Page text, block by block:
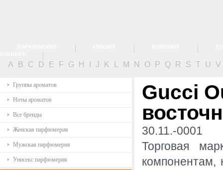
A B C D E F G H J K M N O P Q R S T U V
Группы ароматов
Ноты ароматов
Все бренды
Женская парфюмерия
Мужская парфюмерия
Унисекс парфюмерия
Gucci
30.11.-0001
Торговая
компонентам,